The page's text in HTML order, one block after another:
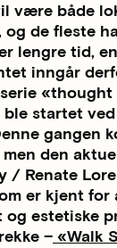
være både
de fleste
lengre tid,
inngår
ble startet
gangen
men den
/ Renate
er kjent for
og estetiske
– «Walk